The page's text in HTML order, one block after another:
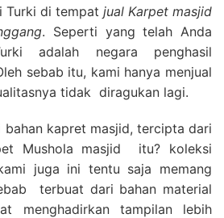
Turki di tempat jual Karpet masjid
. Seperti yang telah Anda
adalah negara penghasil
sebab itu, kami hanya menjual
tidak diragukan lagi.
bahan kapret masjid, tercipta dari
Mushola masjid itu? koleksi
juga ini tentu saja memang
terbuat dari bahan material
menghadirkan tampilan lebih